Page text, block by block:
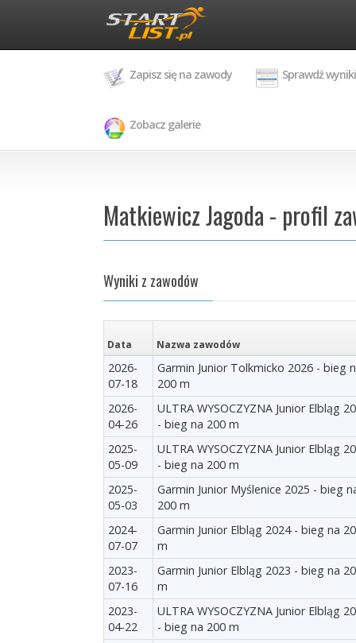
Zapisz się na zawody Sprawdź wyniki
Zobacz galerie
Matkiewicz Jagoda - profil
Wyniki z zawodów
Data Nazwa zawodów
2026-
07-18
Garmin Junior Tolkmicko 2026 - bieg
200 m
2026-
04-26
ULTRA WYSOCZYZNA Junior Elbląg
- bieg na 200 m
2025-
05-09
ULTRA WYSOCZYZNA Junior Elbląg
- bieg na 200 m
2025-
05-03
Garmin Junior Myślenice 2025 - bieg
200 m
2024-
07-07
Garmin Junior Elbląg 2024 - bieg na
m
2023-
07-16
Garmin Junior Elbląg 2023 - bieg na
m
2023-
04-22
ULTRA WYSOCZYZNA Junior Elbląg
- bieg na 200 m